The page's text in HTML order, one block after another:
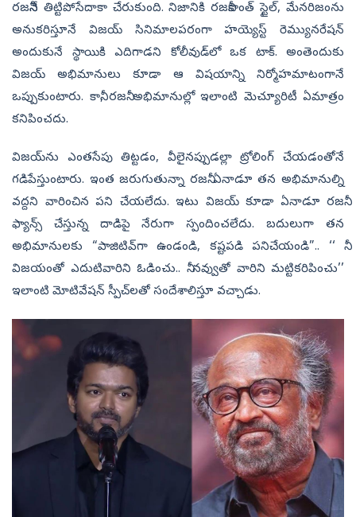
రజనీనే తిట్టిపోసేదాకా చేరుకుంది. నిజానికి రజనీకాంత్‌ స్టైల్‌, మేనరిజంను
అనుకరిస్తూనే విజయ్‌ సినిమాలపరంగా హయ్యెస్ట్‌ రెమ్యునరేషన్‌
అందుకునే స్థాయికి ఎదిగాడని కోలీవుడ్‌లో ఒక టాక్‌. అంతెందుకు
విజయ్‌ అభిమానులు కూడా ఆ విషయాన్ని నిర్మోహమాటంగానే
ఒప్పుకుంటారు. కానీ, రజనీ అభిమానుల్లో ఇలాంటి మెచ్యూరిటీ ఏమాత్రం
కనిపించదు.
విజయ్‌ను ఎంతసేపు తిట్టడం, వీలైనప్పుడల్లా ట్రోలింగ్‌ చేయడంతోనే
గడిపేస్తుంటారు. ఇంత జరుగుతున్నా రజనీ ఏనాడూ తన అభిమానుల్ని
వద్దని వారించిన పని చేయలేదు. ఇటు విజయ్‌ కూడా ఏనాడూ రజనీ
ఫ్యాన్స్‌ చేస్తున్న దాడిపై నేరుగా స్పందించలేదు. బదులుగా తన
అభిమానులకు “పాజిటివ్‌గా ఉండండి, కష్టపడి పనిచేయండి”.. ‘‘
విజయంతో ఎదుటివారిని ఓడించు.. నీ నవ్వుతో వారిని మట్టికరిపించు’’
ఇలాంటి మోటివేషన్‌ స్పీచ్‌లతో సందేశాలిస్తూ వచ్చాడు.